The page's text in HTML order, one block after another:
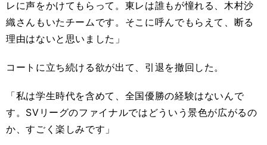
レに声をかけてもらって。東レは誰もが憧れる、木村沙
織さんもいたチームです。そこに呼んでもらえて、断る
理由はないと思いました」
コートに立ち続ける欲が出て、引退を撤回した。
「私は学生時代を含めて、全国優勝の経験はないんで
す。SVリーグのファイナルではどういう景色が広がるの
か、すごく楽しみです」